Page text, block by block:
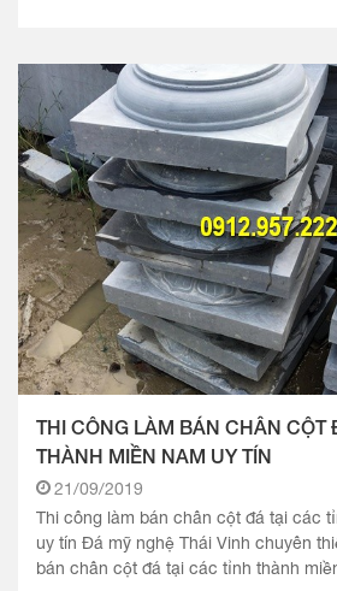
THI CÔNG LÀM BÁN CHÂN CỘT
THÀNH MIỀN NAM UY TÍN
21/09/2019
Thi công làm bán chân cột đá tại các
uy tín Đá mỹ nghệ Thái Vinh chuyên
bán chân cột đá tại các tỉnh thành